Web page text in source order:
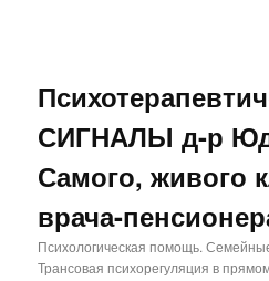
СИГНАЛЫ д-р
Самого, живого
врача-
Психологическая помощь.
Трансовая психорегуляция в